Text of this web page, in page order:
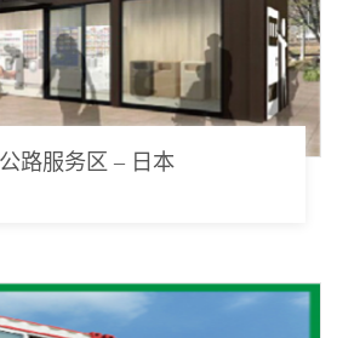
路服务区 – 日本